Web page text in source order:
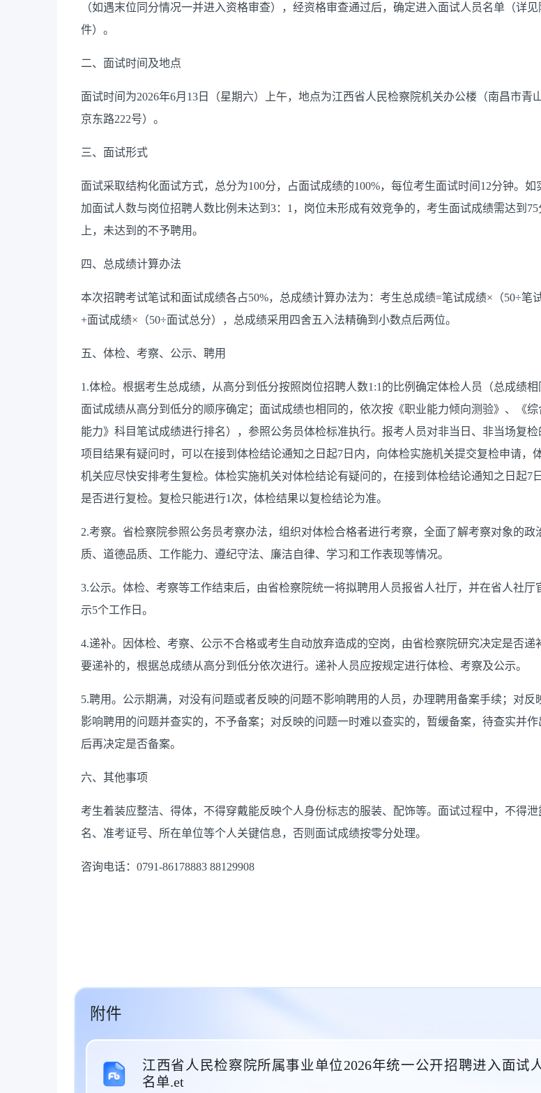
（如遇末位同分情况一并进入资格审查），经资格审查通过后，确定进入面试人员名单 （详
件） 。
二、面试时间及地点
面试时间为2026年6月 13 日（星期六）上午，地点为江西省人民检察院机关办公楼（南昌市青
京东路222号）。
三、面试形式
面试采取结构化面试方式，总分为100分，占面试成绩的100%，每位考生面试时间12分钟。如
加面试人数与岗位招聘人数比例未达到 3： 1 ，岗位未形成有效竞争的，考生面试成绩需达到 75
上，未达到的不予聘用。
四、总成绩计算办法
本次招聘考试笔试和面试成绩各占50%，总成绩计算办法为：考生总成绩=笔试成绩× （50÷笔
+面试成绩× （50÷面试总分），总成绩采用四舍五入法精确到小数点后两位。
五、体检、考察、公示、聘用
1.体检。根据考生总成绩，从高分到低分按照岗位招聘人数1:1 的比例确定体检人员（总成绩相
面试成绩从高分到低分的顺序确定；面试成绩也相同的，依次按《职业能力倾向测验》、《综
能力》科目笔试成绩进行排名），参照公务员体检标准执行。报考人员对非当日、非当场复检
项目结果有疑问时，可以在接到体检结论通知之日起7 日内，向体检实施机关提交复检申请，
机关应尽快安排考生复检。体检实施机关对体检结论有疑问的，在接到体检结论通知之日起7
是否进行复检。复检只能进行1 次，体检结果以复检结论为准。
2.考察。省检察院参照公务员考察办法，组织对体检合格者进行考察，全面了解考察对象的政
质、道德品质、工作能力、遵纪守法、廉洁自律、学习和工作表现等情况。
3.公示。体检、考察等工作结束后，由省检察院统一将拟聘用人员报省人社厅，并在省人社厅
示5个工作日。
4.递补。因体检、考察、公示不合格或考生自动放弃造成的空岗，由省检察院研究决定是否递
要递补的，根据总成绩从高分到低分依次进行。递补人员应按规定进行体检、考察及公示。
5.聘用。公示期满，对没有问题或者反映的问题不影响聘用的人员，办理聘用备案手续；对反
影响聘用的问题并查实的，不予备案；对反映的问题一时难以查实的，暂缓备案，待查实并作
后再决定是否备案。
六、其他事项
考生着装应整洁、得体，不得穿戴能反映个人身份标志的服装、配饰等。面试过程中，不得泄
名、准考证号、所在单位等个人关键信息，否则面试成绩按零分处理。
咨询电话： 0791-86178883 88129908
附件
江西省人民检察院所属事业单位2026年统一公开招聘进入面试
名单.et